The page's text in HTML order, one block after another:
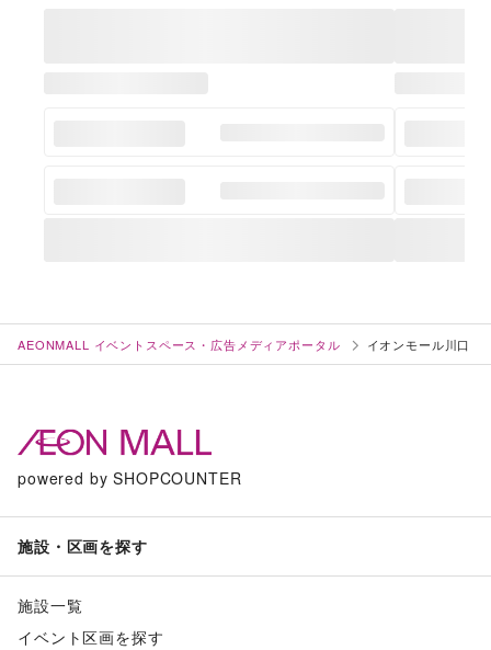
AEONMALL イベントスペース・広告メディアポータル イオンモール川口
powered by SHOPCOUNTER
施設・区画を探す
施設一覧
イベント区画を探す